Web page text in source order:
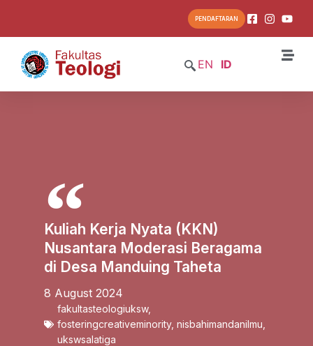
PENDAFTARAN
EN ID
Kuliah Kerja Nyata (KKN)
Nusantara Moderasi Beragama
di Desa Manduing Taheta
8 August 2024
fakultasteologiuksw,
fosteringcreativeminority, nisbahimandanilmu
ukswsalatiga